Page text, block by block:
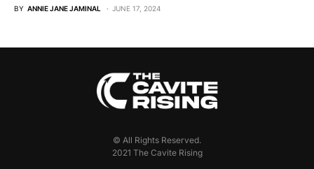
BY ANNIE JANE JAMINAL JUNE 17, 2024
© All Rights Reserved.
2021 The Cavite Rising